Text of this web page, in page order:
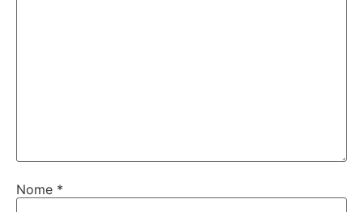
Nome *